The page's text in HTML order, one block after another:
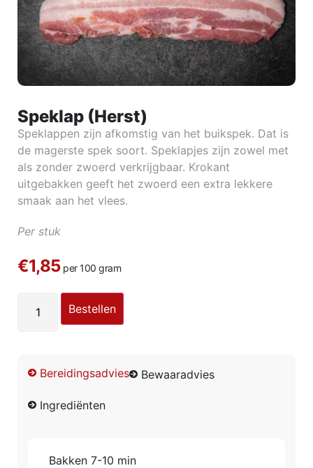
Speklap (Herst)
Speklappen zijn afkomstig van het buikspek. Dat is
de magerste spek soort. Speklapjes zijn zowel met
als zonder zwoerd verkrijgbaar. Krokant
uitgebakken geeft het zwoerd een extra lekkere
smaak aan het vlees.
Per stuk
€1,85per 100 gram
Bestellen
Bereidingsadvies Bewaaradvies
Ingrediënten
Bakken 7-10 min